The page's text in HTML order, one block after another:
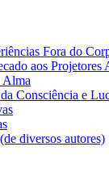
Fora do
aos Projetores
Alma
Consciência e
diversos autores)